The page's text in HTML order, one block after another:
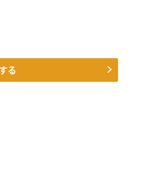
る